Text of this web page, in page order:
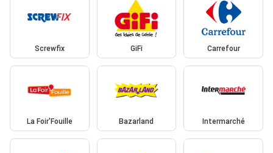
Screwfix GiFi Carrefour
La Foir'Fouille Bazarland Intermarché